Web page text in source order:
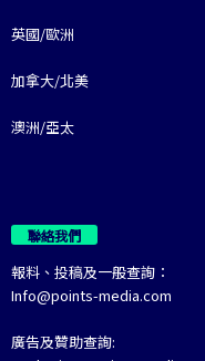
英國/歐洲
加拿大/北美
澳洲/亞太
聯絡我們
報料、投稿及一般查詢：
Info@points-media.com
廣告及贊助查詢: